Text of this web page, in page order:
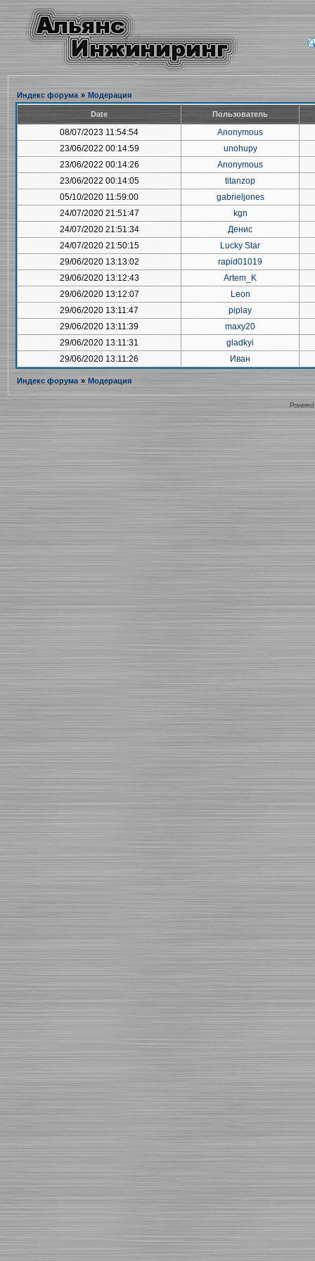
Индекс форума » Модерация
Date Пользователь
08/07/2023 11:54:54
Anonymous
23/06/2022 00:14:59
unohupy
23/06/2022 00:14:26
Anonymous
23/06/2022 00:14:05
titanzop
05/10/2020 11:59:00
gabrieljones
24/07/2020 21:51:47
kgn
24/07/2020 21:51:34
Денис
24/07/2020 21:50:15
Lucky Star
29/06/2020 13:13:02
rapid01019
29/06/2020 13:12:43
Artem_K
29/06/2020 13:12:07
Leon
29/06/2020 13:11:47
piplay
29/06/2020 13:11:39
maxy20
29/06/2020 13:11:31
gladkyi
29/06/2020 13:11:26
Иван
Индекс форума » Модерация